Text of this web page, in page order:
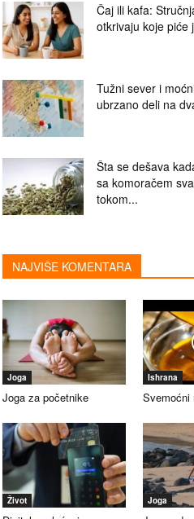
Čaj ili kafa:
otkrivaju koje piće
Tužni sever i
ubrzano deli na
Šta se dešava
sa komoračem
tokom...
NAJVIŠE KOMENTARA
Joga
Joga za početnike
Ishrana
Svemoćni
Život Joga